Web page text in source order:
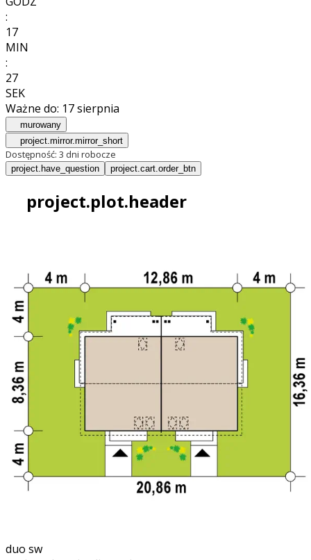
:
17
MIN
:
25
SEK
Ważne do: 17 sierpnia
murowany
project.mirror.mirror_short
Dostępność: 3 dni robocze
project.have_question project.cart.order_btn
project.plot.header
duo sw